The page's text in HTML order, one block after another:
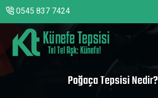
0545 837 7424
Poğaça Tepsisi Nedir?